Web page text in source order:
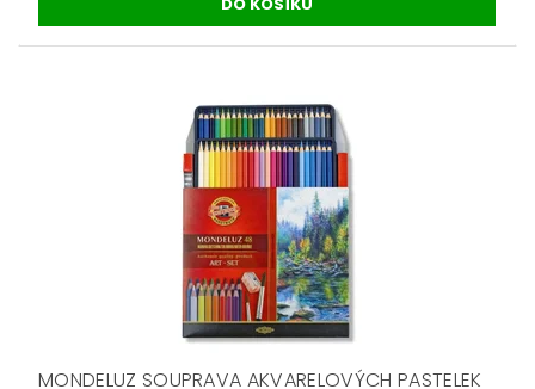
MONDELUZ SOUPRAVA AKVARELOVÝCH PASTELEK